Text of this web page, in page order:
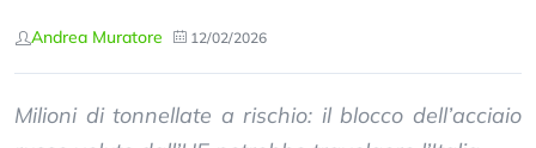
Andrea Muratore 12/02/2026
Milioni di tonnellate a rischio: il blocco dell’acciaio